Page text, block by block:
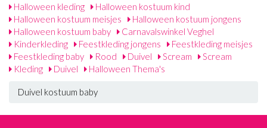
Halloween kleding
Halloween kostuum kind
Halloween kostuum meisjes
Halloween kostuum jongens
Halloween kostuum baby
Carnavalswinkel Veghel
Kinderkleding
Feestkleding jongens
Feestkleding meisjes
Feestkleding baby
Rood Duivel Scream
Scream
Kleding
Duivel Halloween Thema's
Duivel kostuum baby